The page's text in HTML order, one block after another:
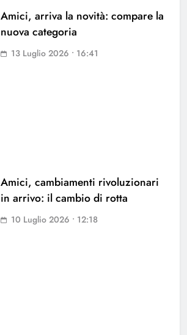
Amici, arriva la novità: compare la
nuova categoria
13 Luglio 2026 • 16:41
Amici, cambiamenti rivoluzionari
in arrivo: il cambio di rotta
10 Luglio 2026 • 12:18